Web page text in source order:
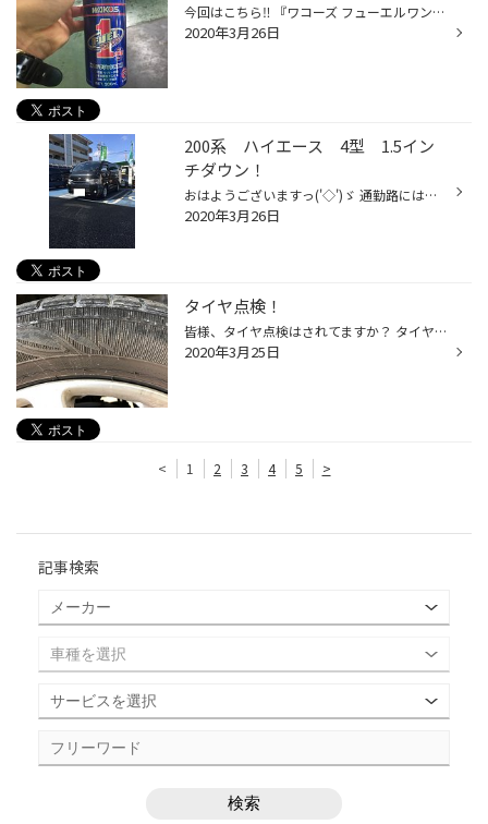
今回はこちら‼️ 『ワコーズ フューエルワン』のご紹介です‼️ 今回はスズキ ワゴンR MH23 に入れさせていただきました‼️ こんな感じで給油口を開けていきます‼️ そして給油口にフューエルワンを入れていきます‼️ これで作業終了です‼️ これを入れることによって、ガソリンタンクの防錆ができたり、ガ...
2020年3月26日
200系 ハイエース 4型 1.5イン
チダウン！
おはようございますっ('◇')ゞ 通勤路には桜も咲き、華やかな雰囲気で長い通勤時間、、 いい気分で運転できるってもんです。 そんなこんなな、、よしむら＠てんちょが 福岡県春日市のタイヤショップ、、 タイヤ館春日より今日も元気にお送りします。 さてさて、、 またまた登場！ 200系ハイエースさ...
2020年3月26日
タイヤ点検！
皆様、タイヤ点検はされてますか？ タイヤのヒビ割れはこの部分を確認して下さい。 タイヤの側面は地面からの衝撃を和らげる効果があります。 なので、 ゴムがうす〜く作られています。 ヒビ割れの深さがタイヤ内部に届きやすいということです。 側面のヒビ割れは要チェックです！ 接地面のヒビ割れ...
2020年3月25日
< 1 2 3 4 5 >
記事検索